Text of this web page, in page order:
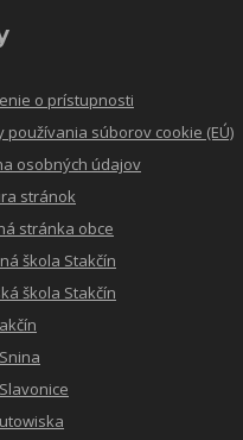
o prístupnosti
používania súborov cookie (EÚ)
osobných údajov
stránok
stránka obce
škola Stakčín
škola Stakčín